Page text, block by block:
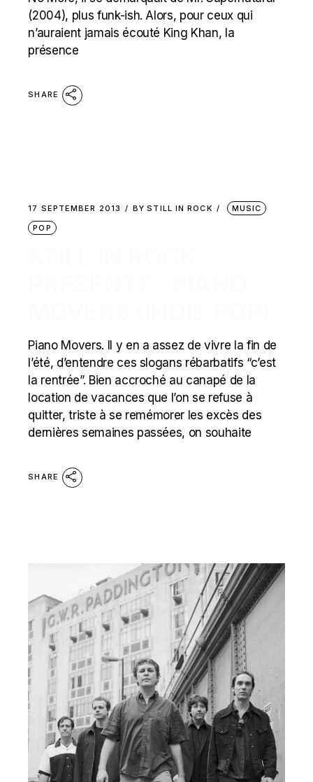
(2004), plus funk-ish. Alors, pour ceux qui
n’auraient jamais écouté King Khan, la
présence
SHARE
17 SEPTEMBER 2013 BY STILL IN ROCK
MUSIC
POP
Piano Movers. Il y en a assez de vivre la fin de
l’été, d’entendre ces slogans rébarbatifs “c’est
la rentrée”. Bien accroché au canapé de la
location de vacances que l’on se refuse à
quitter, triste à se remémorer les excès des
dernières semaines passées, on souhaite
SHARE